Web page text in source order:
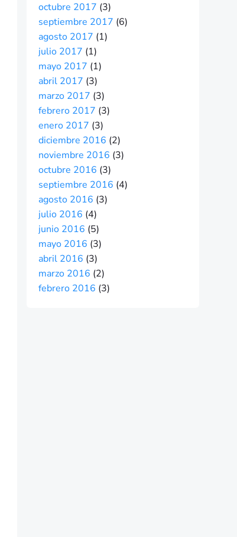
octubre 2017 (3)
septiembre 2017 (6)
agosto 2017 (1)
julio 2017 (1)
mayo 2017 (1)
abril 2017 (3)
marzo 2017 (3)
febrero 2017 (3)
enero 2017 (3)
diciembre 2016 (2)
noviembre 2016 (3)
octubre 2016 (3)
septiembre 2016 (4)
agosto 2016 (3)
julio 2016 (4)
junio 2016 (5)
mayo 2016 (3)
abril 2016 (3)
marzo 2016 (2)
febrero 2016 (3)